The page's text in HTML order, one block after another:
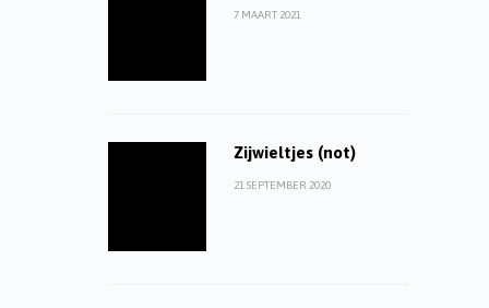
7 MAART 2021
Zijwieltjes (not)
21 SEPTEMBER 2020